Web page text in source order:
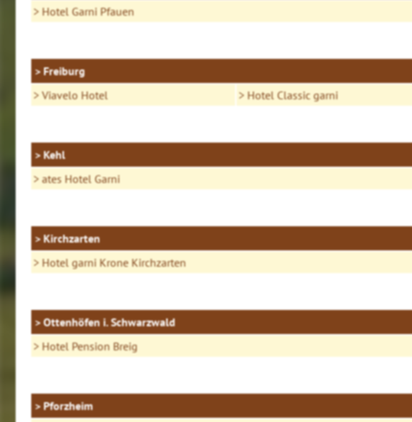
Hotel Garni Pfauen
Freiburg
Viavelo Hotel
Hotel Classic garni
Kehl
ates Hotel Garni
Kirchzarten
Hotel garni Krone Kirchzarten
Ottenhöfen i. Schwarzwald
Hotel Pension Breig
Pforzheim